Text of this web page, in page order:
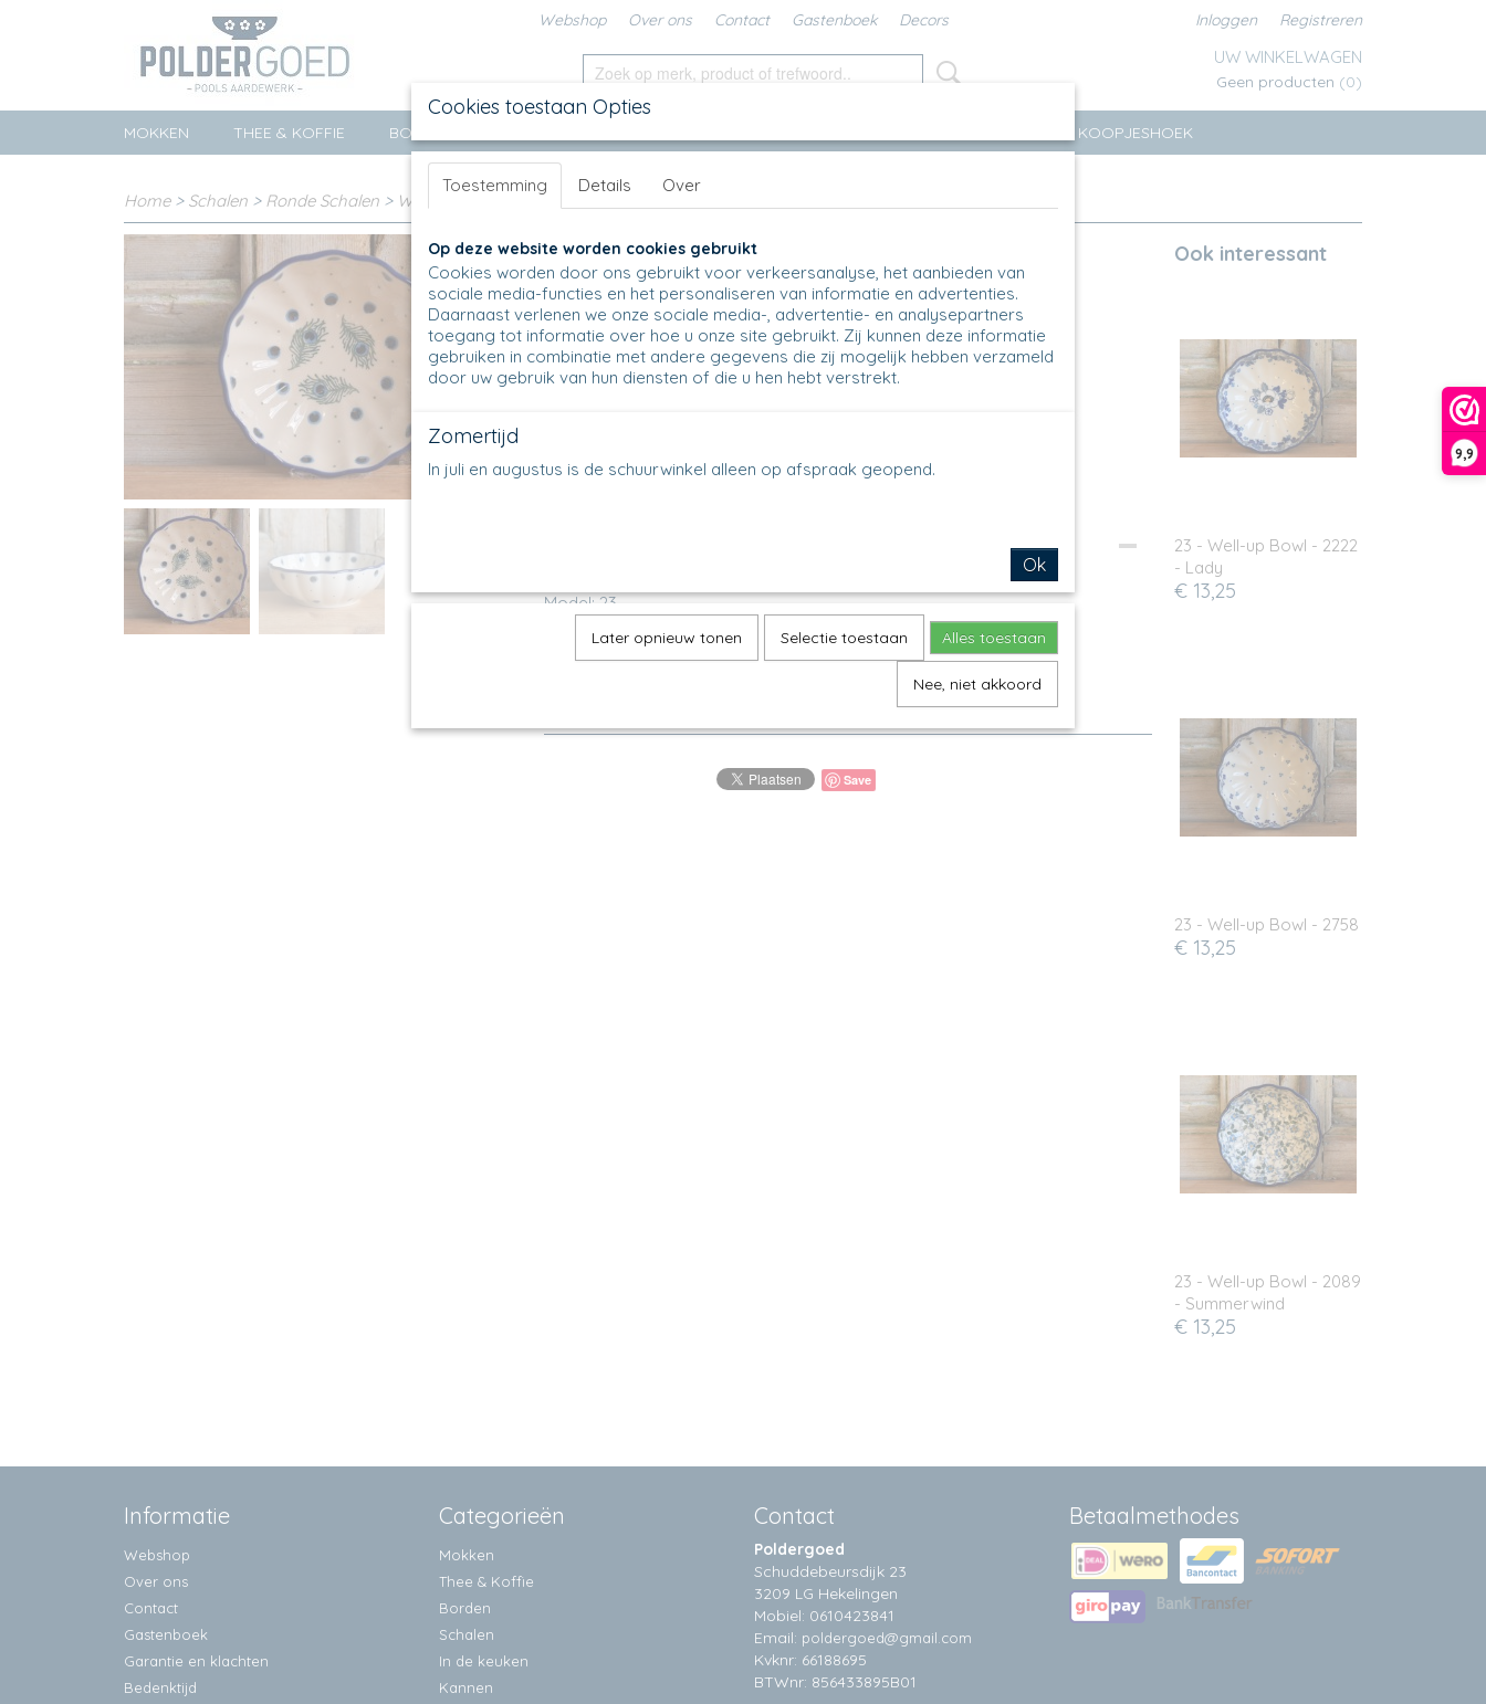
9,9
Webshop Over ons Contact Gastenboek Decors Inloggen Registreren
UW WINKELWAGEN
Geen producten (0)
MOKKEN THEE & KOFFIE BORDEN KOOPJESHOEK
Home> Schalen > Ronde Schalen > Well-up Bowl 23 - Well-up bowl H 4,5 cm, Ø 12 cm
23 - Well-up Bowl - 2128
€ 13,25 (inclusief btw 21%)
✓Op voorraad
Aantal
IN WINKELWAGEN
Model: 23
Decor: 2128X
Leuk schaaltje met geschulpte rand voor nootjes, tapas e.d.
Save
Ook interessant
23 - Well-up Bowl - 2222
- Lady
€ 13,25
23 - Well-up Bowl - 2758
€ 13,25
23 - Well-up Bowl - 2089
- Summerwind
€ 13,25
Informatie
Webshop
Over ons
Contact
Gastenboek
Garantie en klachten
Bedenktijd
Categorieën
Mokken
Thee & Koffie
Borden
Schalen
In de keuken
Kannen
Contact
Poldergoed
Schuddebeursdijk 23
3209 LG Hekelingen
Mobiel: 0610423841
Email: poldergoed@gmail.com
Kvknr: 66188695
BTWnr: 856433895B01
Betaalmethodes
Cookies toestaan Opties
Toestemming Details Over
Op deze website worden cookies gebruikt
Cookies worden door ons gebruikt voor verkeersanalyse, het aanbieden van
sociale media-functies en het personaliseren van informatie en advertenties.
Daarnaast verlenen we onze sociale media-, advertentie- en analysepartners
toegang tot informatie over hoe u onze site gebruikt. Zij kunnen deze informatie
gebruiken in combinatie met andere gegevens die zij mogelijk hebben verzameld
door uw gebruik van hun diensten of die u hen hebt verstrekt.
Zomertijd
In juli en augustus is de schuurwinkel alleen op afspraak geopend.
Ok
Later opnieuw tonen Selectie toestaan Alles toestaan
Nee, niet akkoord